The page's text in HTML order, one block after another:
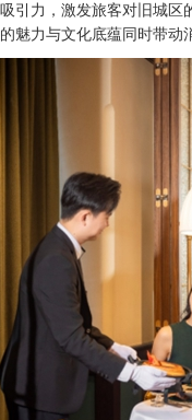
引力，激发旅客对旧城
魅力与文化底蕴同时带动